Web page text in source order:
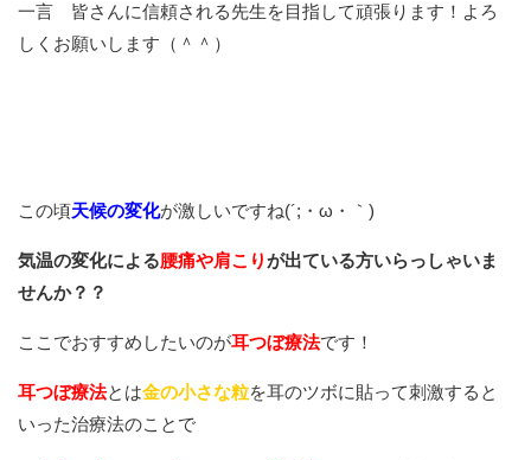
一言 皆さんに信頼される先生を目指して頑張ります！よろ
しくお願いします（＾＾）
この頃天候の変化が激しいですね(´;・ω・｀)
気温の変化による腰痛や肩こりが出ている方いらっしゃいま
せんか？？
ここでおすすめしたいのが耳つぼ療法です！
耳つぼ療法とは金の小さな粒を耳のツボに貼って刺激すると
いった治療法のことで